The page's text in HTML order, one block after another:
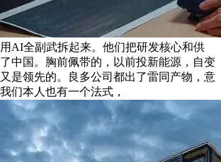
AI全副武拆起来。他们把研发核心和供
中国。胸前佩带的，以前投新能源，自变
是领先的。良多公司都出了雷同产物，意
们本人也有一个法式，